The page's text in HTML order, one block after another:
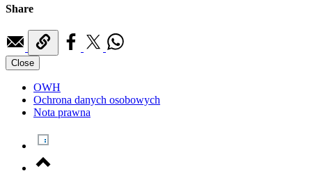
Share
Close
OWH
Ochrona danych osobowych
Nota prawna